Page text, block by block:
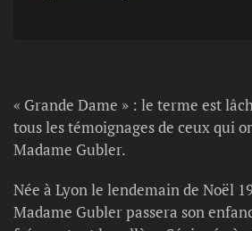
« Grande Dame » : le terme est
tous les témoignages de ceux qui
Madame Gubler.
Née à Lyon le lendemain de Noël
Madame Gubler passera son